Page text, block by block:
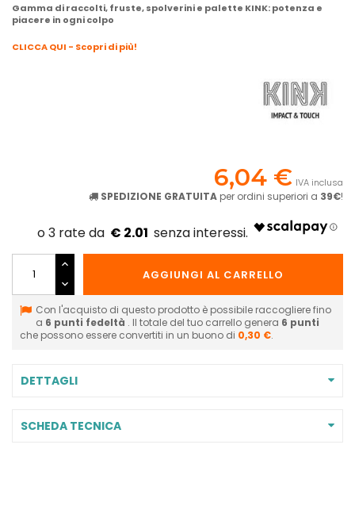
Gamma di raccolti, fruste, spolverini e palette KINK: potenza e
piacere in ogni colpo
CLICCA QUI - Scopri di più!
6,04 € IVA inclusa
SPEDIZIONE GRATUITA per ordini superiori a 39€!
€ 2.01
AGGIUNGI AL CARRELLO
Con l'acquisto di questo prodotto è possibile raccogliere fino
a 6 punti fedeltà . Il totale del tuo carrello genera 6 punti
che possono essere convertiti in un buono di 0,30 €.
DETTAGLI
SCHEDA TECNICA